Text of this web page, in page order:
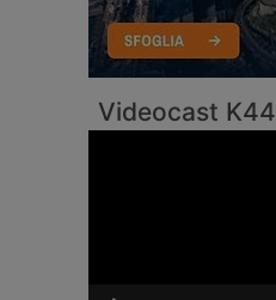
Videocast K44